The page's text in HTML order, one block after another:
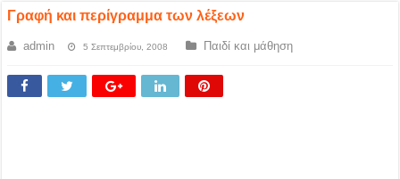
Γραφή και περίγραμμα των λέξεων
admin 5 Σεπτεμβρίου, 2008 Παιδί και μάθηση